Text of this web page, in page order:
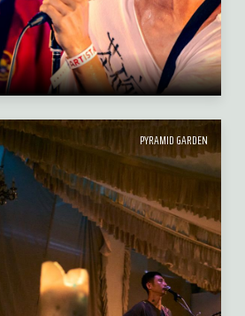
PYRAMID GARDEN